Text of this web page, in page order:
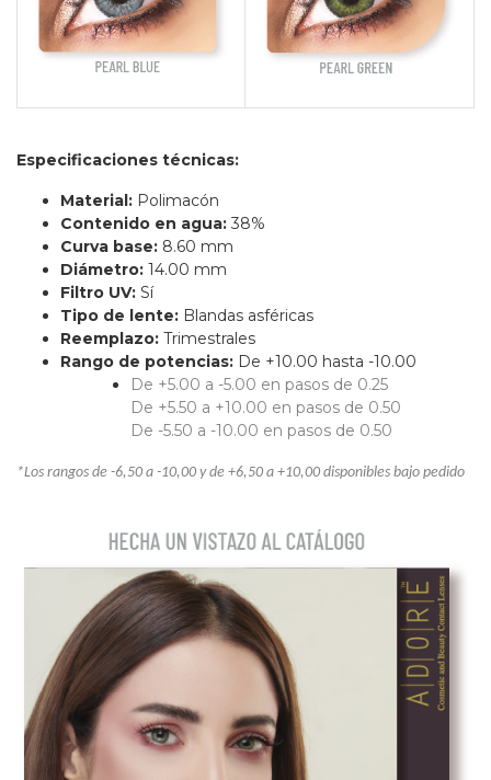
Especificaciones técnicas:
Material: Polimacón
Contenido en agua: 38%
Curva base: 8.60 mm
Diámetro: 14.00 mm
Filtro UV: Sí
Tipo de lente: Blandas asféricas
Reemplazo: Trimestrales
Rango de potencias: De +10.00 hasta -10.00
De +5.00 a -5.00 en pasos de 0.25
De +5.50 a +10.00 en pasos de 0.50
De -5.50 a -10.00 en pasos de 0.50
*Los rangos de -6,50 a -10,00 y de +6,50 a +10,00 disponibles bajo pedido